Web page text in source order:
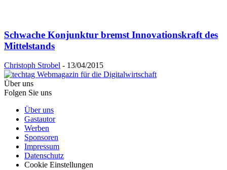
Schwache Konjunktur bremst Innovationskraft des
Mittelstands
Christoph Strobel - 13/04/2015
Über uns
Folgen Sie uns
Über uns
Gastautor
Werben
Sponsoren
Impressum
Datenschutz
Cookie Einstellungen